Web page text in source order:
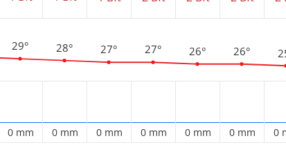
29°
0 mm
28°
0 mm
27°
0 mm
27°
0 mm
26°
0 mm
26°
0 mm 0